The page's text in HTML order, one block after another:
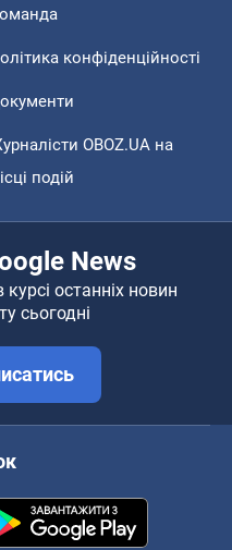
конфіденційності
OBOZ.UA на
подій
News
останніх новин
сьогодні